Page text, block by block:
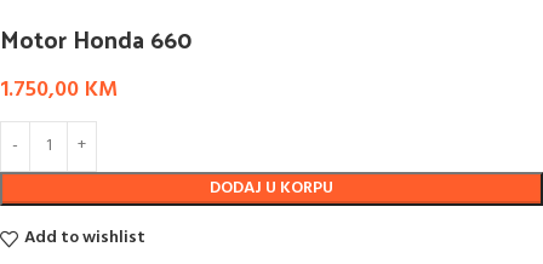
Motor Honda 660
1.750,00 KM
DODAJ U KORPU
Add to wishlist